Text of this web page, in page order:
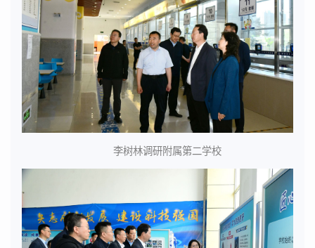
李树林调研附属第二学校